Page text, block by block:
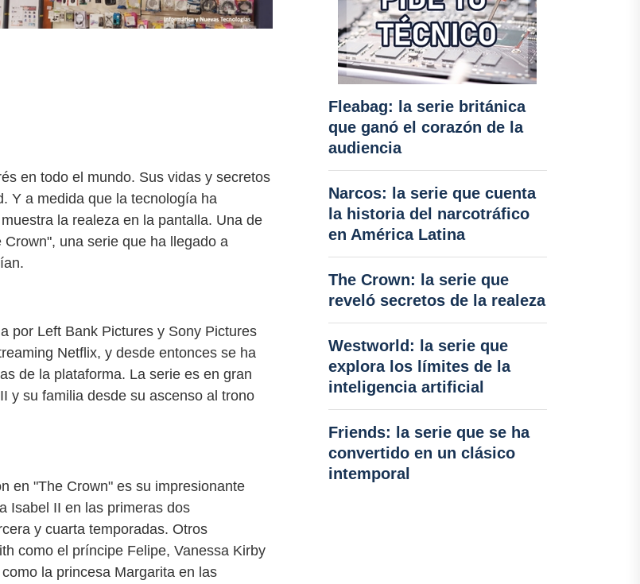
en todo el mundo. Sus vidas y secretos
Y a medida que la tecnología ha
la realeza en la pantalla. Una de
una serie que ha llegado a
por Left Bank Pictures y Sony Pictures
Netflix, y desde entonces se ha
de la plataforma. La serie es en gran
y su familia desde su ascenso al trono
en "The Crown" es su impresionante
Isabel II en las primeras dos
y cuarta temporadas. Otros
como el príncipe Felipe, Vanessa Kirby
la princesa Margarita en las
Fleabag: la serie británica
que ganó el corazón de la
audiencia
Narcos: la serie que cuenta
la historia del narcotráfico
en América Latina
The Crown: la serie que
reveló secretos de la realeza
Westworld: la serie que
explora los límites de la
inteligencia artificial
Friends: la serie que se ha
convertido en un clásico
intemporal